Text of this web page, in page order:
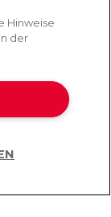
vorbehalten
Hinweise
der